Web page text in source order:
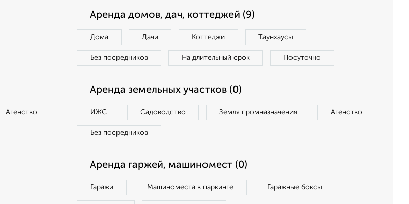
Аренда домов, дач, коттеджей (9)
Дома Дачи Коттеджи Таунхаусы
Без посредников На длительный срок Посуточно
Агенство
Аренда земельных участков (0)
ИЖС Садоводство Земля промназначения Агенство
Без посредников
Аренда гаржей, машиномест (0)
Гаражи Машиноместа в паркинге Гаражные боксы